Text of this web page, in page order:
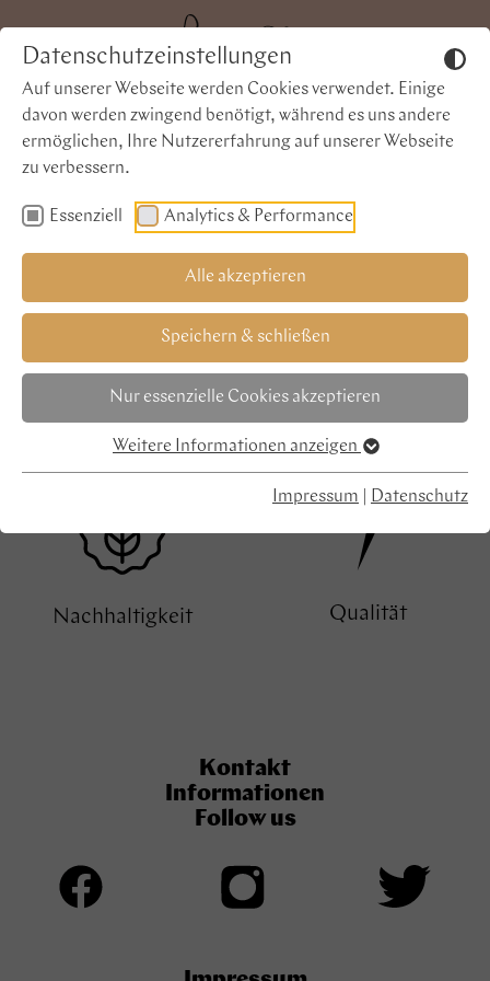
Datenschutzeinstellungen
Auf unserer Webseite werden Cookies verwendet. Einige
davon werden zwingend benötigt, während es uns andere
ermöglichen, Ihre Nutzererfahrung auf unserer Webseite
zu verbessern.
Essenziell Analytics & Performance
Alle akzeptieren
Speichern & schließen
Nur essenzielle Cookies akzeptieren
Weitere Informationen anzeigen
Impressum Datenschutz
Warum Leupoldt?
Ausgewählte Rohstoffe
Nachhaltigkeit Qualität
Kontakt
Informationen
Follow us